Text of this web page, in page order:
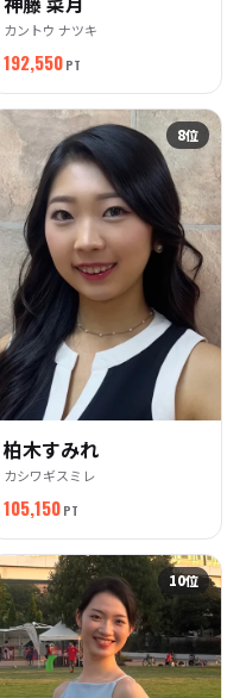
カントウ ナツキ
192,550 PT
8位
柏木すみれ
カシワギスミレ
105,150 PT
10位